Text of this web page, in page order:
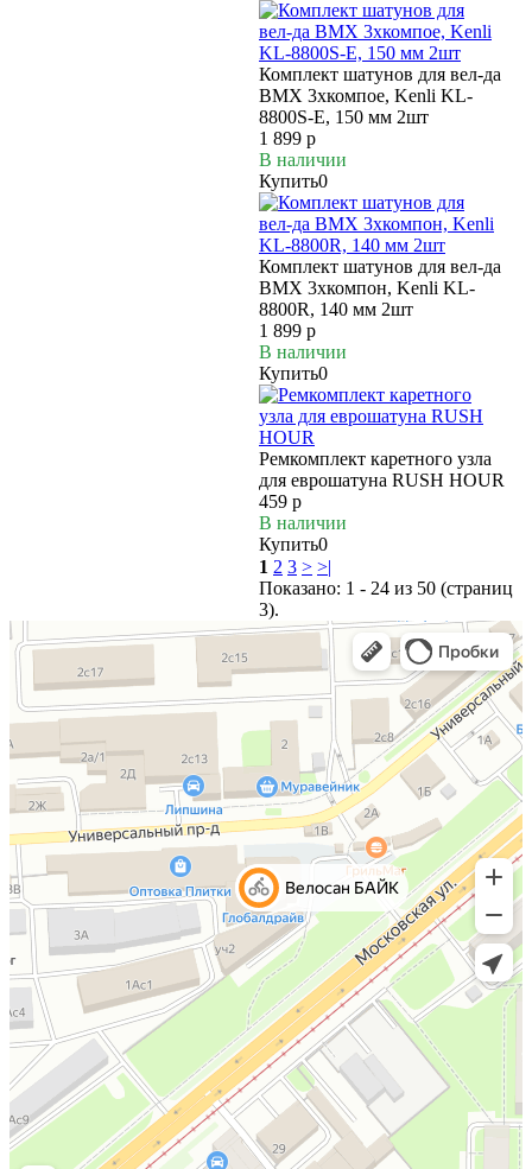
Комплект шатунов для вел-да
BMX 3xкомпое, Kenli KL-
8800S-E, 150 мм 2шт
1 899 р
В наличии
Купить0
Комплект шатунов для вел-да
BMX 3хкомпон, Kenli KL-
8800R, 140 мм 2шт
1 899 р
В наличии
Купить0
Ремкомплект каретного узла
для еврошатуна RUSH HOUR
459 р
В наличии
Купить0
1 2 3 > >|
Показано: 1 - 24 из 50 (страниц
3).